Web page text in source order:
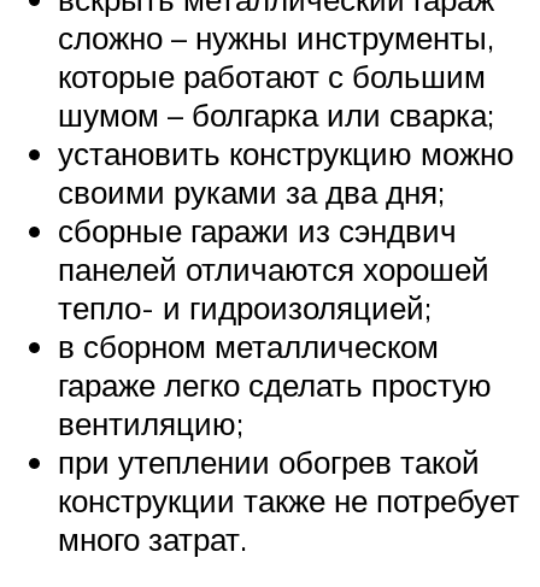
сложно – нужны инструменты,
которые работают с большим
шумом – болгарка или сварка;
установить конструкцию можно
своими руками за два дня;
сборные гаражи из сэндвич
панелей отличаются хорошей
тепло- и гидроизоляцией;
в сборном металлическом
гараже легко сделать простую
вентиляцию;
при утеплении обогрев такой
конструкции также не потребует
много затрат.